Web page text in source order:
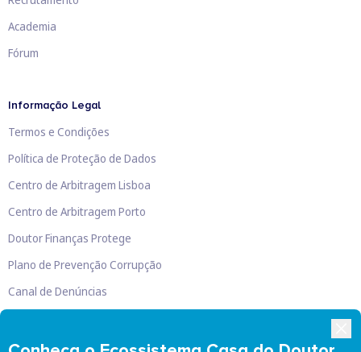
Academia
Fórum
Informação Legal
Termos e Condições
Política de Proteção de Dados
Centro de Arbitragem Lisboa
Centro de Arbitragem Porto
Doutor Finanças Protege
Plano de Prevenção Corrupção
Canal de Denúncias